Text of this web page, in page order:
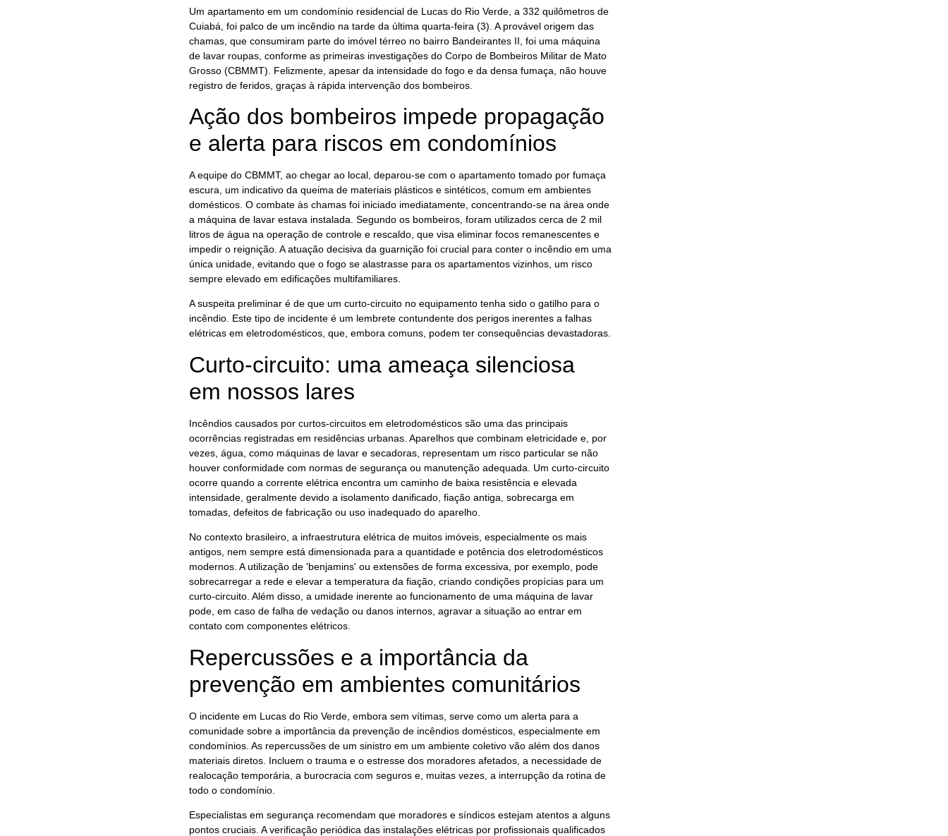
Um apartamento em um condomínio residencial de Lucas do Rio Verde, a 332 quilômetros de
Cuiabá, foi palco de um incêndio na tarde da última quarta-feira (3). A provável origem das
chamas, que consumiram parte do imóvel térreo no bairro Bandeirantes II, foi uma máquina
de lavar roupas, conforme as primeiras investigações do Corpo de Bombeiros Militar de Mato
Grosso (CBMMT). Felizmente, apesar da intensidade do fogo e da densa fumaça, não houve
registro de feridos, graças à rápida intervenção dos bombeiros.
Ação dos bombeiros impede propagação
e alerta para riscos em condomínios
A equipe do CBMMT, ao chegar ao local, deparou-se com o apartamento tomado por fumaça
escura, um indicativo da queima de materiais plásticos e sintéticos, comum em ambientes
domésticos. O combate às chamas foi iniciado imediatamente, concentrando-se na área onde
a máquina de lavar estava instalada. Segundo os bombeiros, foram utilizados cerca de 2 mil
litros de água na operação de controle e rescaldo, que visa eliminar focos remanescentes e
impedir o reignição. A atuação decisiva da guarnição foi crucial para conter o incêndio em uma
única unidade, evitando que o fogo se alastrasse para os apartamentos vizinhos, um risco
sempre elevado em edificações multifamiliares.
A suspeita preliminar é de que um curto-circuito no equipamento tenha sido o gatilho para o
incêndio. Este tipo de incidente é um lembrete contundente dos perigos inerentes a falhas
elétricas em eletrodomésticos, que, embora comuns, podem ter consequências devastadoras.
Curto-circuito: uma ameaça silenciosa
em nossos lares
Incêndios causados por curtos-circuitos em eletrodomésticos são uma das principais
ocorrências registradas em residências urbanas. Aparelhos que combinam eletricidade e, por
vezes, água, como máquinas de lavar e secadoras, representam um risco particular se não
houver conformidade com normas de segurança ou manutenção adequada. Um curto-circuito
ocorre quando a corrente elétrica encontra um caminho de baixa resistência e elevada
intensidade, geralmente devido a isolamento danificado, fiação antiga, sobrecarga em
tomadas, defeitos de fabricação ou uso inadequado do aparelho.
No contexto brasileiro, a infraestrutura elétrica de muitos imóveis, especialmente os mais
antigos, nem sempre está dimensionada para a quantidade e potência dos eletrodomésticos
modernos. A utilização de 'benjamins' ou extensões de forma excessiva, por exemplo, pode
sobrecarregar a rede e elevar a temperatura da fiação, criando condições propícias para um
curto-circuito. Além disso, a umidade inerente ao funcionamento de uma máquina de lavar
pode, em caso de falha de vedação ou danos internos, agravar a situação ao entrar em
contato com componentes elétricos.
Repercussões e a importância da
prevenção em ambientes comunitários
O incidente em Lucas do Rio Verde, embora sem vítimas, serve como um alerta para a
comunidade sobre a importância da prevenção de incêndios domésticos, especialmente em
condomínios. As repercussões de um sinistro em um ambiente coletivo vão além dos danos
materiais diretos. Incluem o trauma e o estresse dos moradores afetados, a necessidade de
realocação temporária, a burocracia com seguros e, muitas vezes, a interrupção da rotina de
todo o condomínio.
Especialistas em segurança recomendam que moradores e síndicos estejam atentos a alguns
pontos cruciais. A verificação periódica das instalações elétricas por profissionais qualificados